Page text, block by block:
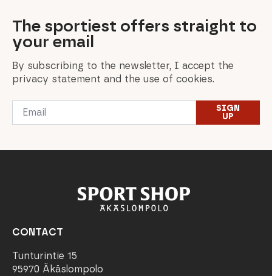
The sportiest offers straight to
your email
By subscribing to the newsletter, I accept the
privacy statement and the use of cookies.
Email
SIGN
UP
CONTACT
Tunturintie 15
95970 Äkäslompolo